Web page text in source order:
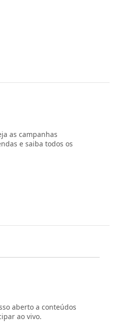
as campanhas
e saiba todos os
aberto a conteúdos
ao vivo.